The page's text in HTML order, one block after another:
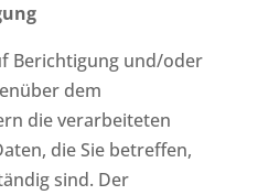
Berichtigung und/oder
dem
die verarbeiteten
die Sie betreffen,
sind. Der